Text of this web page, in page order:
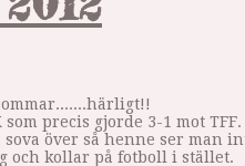
precis gjorde 3-1 mot TFF.
över så henne ser man
och kollar på fotboll i stället.